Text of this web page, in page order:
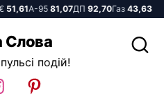
А-9581,07ДП92,70Газ43,63 🌤️
Слова
подій!